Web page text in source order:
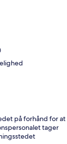
på forhånd for at
tager